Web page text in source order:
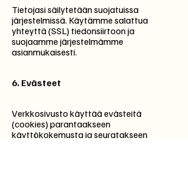
Tietojasi säilytetään suojatuissa
järjestelmissä. Käytämme salattua
yhteyttä (SSL) tiedonsiirtoon ja
suojaamme järjestelmämme
asianmukaisesti.
6. Evästeet
Verkkosivusto käyttää evästeitä
(cookies) parantaakseen
käyttökokemusta ja seuratakseen